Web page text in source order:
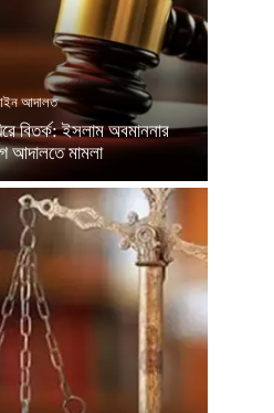
আদালত
বিতর্ক: ইসলাম অবমাননার
আদালতে মামলা